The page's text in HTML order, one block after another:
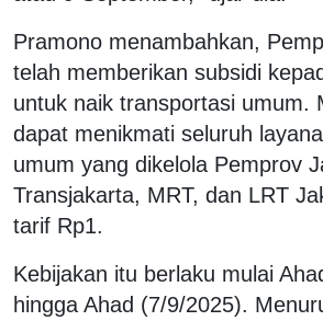
Pramono menambahkan,
telah memberikan subsidi
untuk naik transportasi umum.
dapat menikmati seluruh
umum yang dikelola Pemprov
Transjakarta, MRT, dan LRT
tarif Rp1.
Kebijakan itu berlaku mulai
hingga Ahad (7/9/2025).